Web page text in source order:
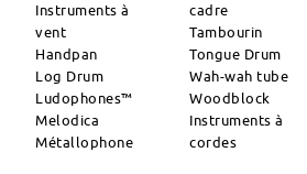
Instruments à
vent
Handpan
Log Drum
Ludophones™
Melodica
Métallophone
cadre
Tambourin
Tongue Drum
Wah-wah tube
Woodblock
Instruments à
cordes